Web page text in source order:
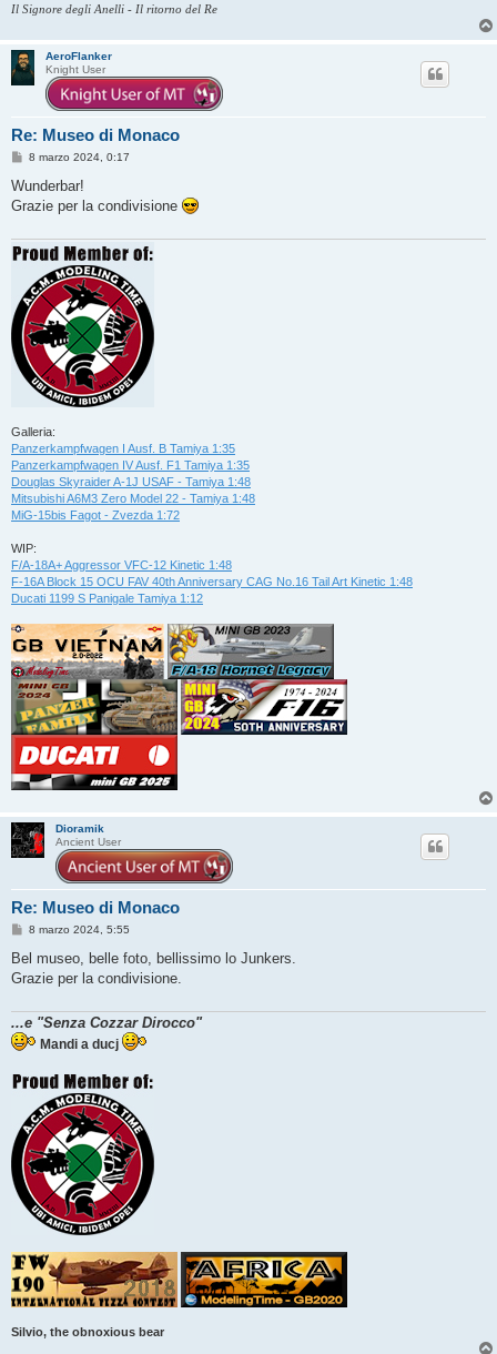
Il Signore degli Anelli - Il ritorno del Re
AeroFlanker
Knight User
Re: Museo di Monaco
M
s
a
i
o
8 marzo 2024, 0:17
Wunderbar!
Grazie per la condivisione
Galleria:
Panzerkampfwagen I Ausf. B Tamiya 1:35
Panzerkampfwagen IV Ausf. F1 Tamiya 1:35
Douglas Skyraider A-1J USAF - Tamiya 1:48
Mitsubishi A6M3 Zero Model 22 - Tamiya 1:48
MiG-15bis Fagot - Zvezda 1:72
WIP:
F/A-18A+ Aggressor VFC-12 Kinetic 1:48
F-16A Block 15 OCU FAV 40th Anniversary CAG No.16 Tail Art Kinetic 1:48
Ducati 1199 S Panigale Tamiya 1:12
Dioramik
Ancient User
Re: Museo di Monaco
M
s
a
i
o
8 marzo 2024, 5:55
Bel museo, belle foto, bellissimo lo Junkers.
Grazie per la condivisione.
...e "Senza Cozzar Dirocco"
Mandi a ducj
Silvio, the obnoxious bear